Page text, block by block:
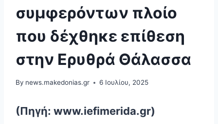
συμφερόντων πλοίο
που δέχθηκε επίθεση
στην Ερυθρά Θάλασσα
By news.makedonias.gr 6 Ιουλίου, 2025
(Πηγή: www.iefimerida.gr)